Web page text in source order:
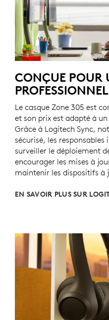
CONÇUE POUR
PROFESSIONNEL
Le casque Zone 305 est
et son prix est adapté à
Grâce à Logitech Sync,
sécurisé, les
surveiller le déploiement
encourager les mises à
maintenir les dispositifs à
EN SAVOIR PLUS SUR